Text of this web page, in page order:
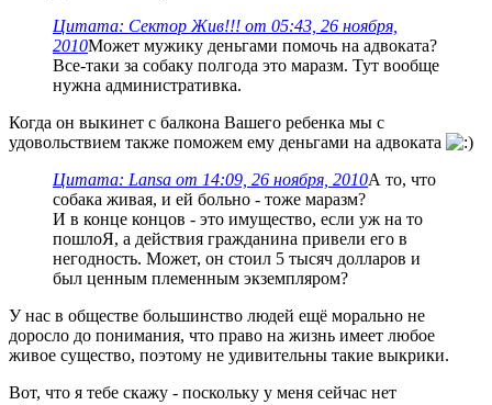
Цитата: Сектор Жив!!! от 05:43, 26 ноября,
2010Может мужику деньгами помочь на адвоката?
Все-таки за собаку полгода это маразм. Тут вообще
нужна административка.
Когда он выкинет с балкона Вашего ребенка мы с
удовольствием также поможем ему деньгами на адвоката
Цитата: Lansa от 14:09, 26 ноября, 2010А то, что
собака живая, и ей больно - тоже маразм?
И в конце концов - это имущество, если уж на то
пошлоЯ, а действия гражданина привели его в
негодность. Может, он стоил 5 тысяч долларов и
был ценным племенным экземпляром?
У нас в обществе большинство людей ещё морально не
доросло до понимания, что право на жизнь имеет любое
живое существо, поэтому не удивительны такие выкрики.
Вот, что я тебе скажу - поскольку у меня сейчас нет